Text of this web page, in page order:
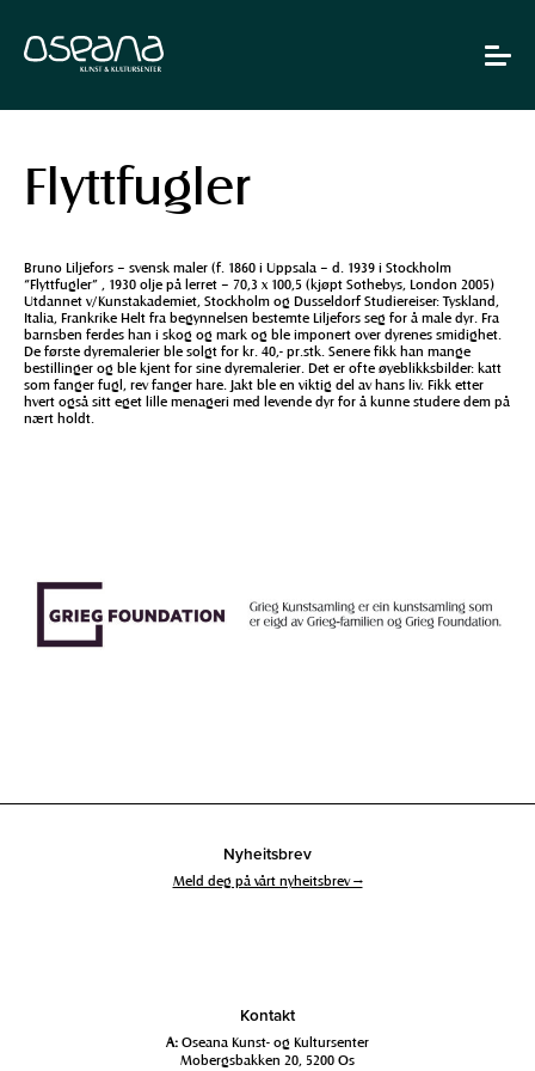
innhold
navigasjon
Toggle
Flyttfugler
Bruno Liljefors – svensk maler (f. 1860 i Uppsala – d. 1939 i Stockholm
“Flyttfugler” , 1930 olje på lerret – 70,3 x 100,5 (kjøpt Sothebys, London 2005)
Utdannet v/Kunstakademiet, Stockholm og Dusseldorf Studiereiser: Tyskland,
Italia, Frankrike Helt fra begynnelsen bestemte Liljefors seg for å male dyr. Fra
barnsben ferdes han i skog og mark og ble imponert over dyrenes smidighet.
De første dyremalerier ble solgt for kr. 40,- pr.stk. Senere fikk han mange
bestillinger og ble kjent for sine dyremalerier. Det er ofte øyeblikksbilder: katt
som fanger fugl, rev fanger hare. Jakt ble en viktig del av hans liv. Fikk etter
hvert også sitt eget lille menageri med levende dyr for å kunne studere dem på
nært holdt.
Nyheitsbrev
Meld deg på vårt nyheitsbrev →
Kontakt
A: Oseana Kunst- og Kultursenter
Mobergsbakken 20, 5200 Os